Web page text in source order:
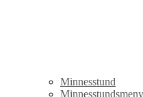
Minnesstund
Minnesstundsmeny